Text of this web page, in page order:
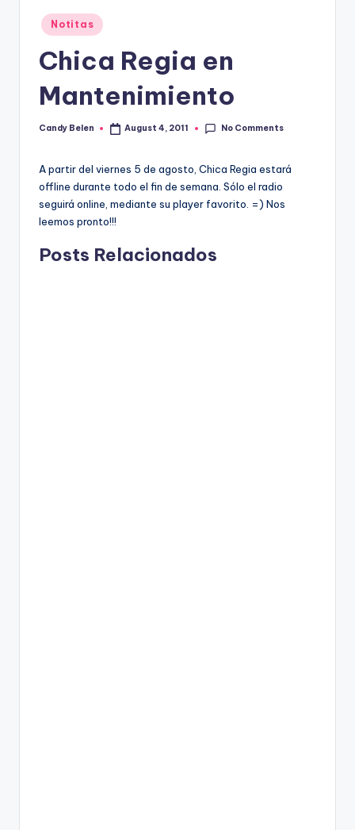
Posted
in
Notitas
Chica Regia en
Mantenimiento
Posted
Candy Belen August 4, 2011 No Comments
A partir del viernes 5 de agosto, Chica Regia estará
offline durante todo el fin de semana. Sólo el radio
seguirá online, mediante su player favorito. =) Nos
leemos pronto!!!
Posts Relacionados